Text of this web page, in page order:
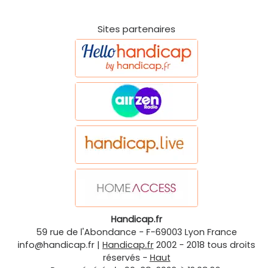
Sites partenaires
Handicap.fr
59 rue de l'Abondance - F-69003 Lyon France
info@handicap.fr | Handicap.fr 2002 - 2018 tous droits
réservés - Haut